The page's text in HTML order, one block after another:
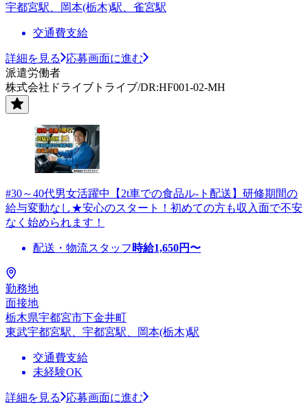
宇都宮駅、岡本(栃木)駅、雀宮駅
交通費支給
詳細を見る
応募画面に進む
派遣労働者
株式会社ドライブトライブ/DR:HF001-02-MH
#30～40代男女活躍中【2t車での食品ル-ト配送】研修期間の
給与変動なし★安心のスタート！初めての方も収入面で不安
なく始められます！
配送・物流スタッフ 時給1,650円〜
勤務地
面接地
栃木県宇都宮市下金井町
東武宇都宮駅、宇都宮駅、岡本(栃木)駅
交通費支給
未経験OK
詳細を見る
応募画面に進む